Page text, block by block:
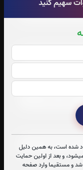
سهیم کنید
شده است، به همین دلیل
و بعد از اولین حمایت
شد و مستقیما وارد صفحه